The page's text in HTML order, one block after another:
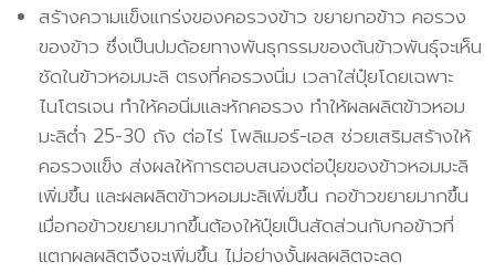
สร้างความแข็งแกร่งของคอรวงข้าว ขยายกอข้าว คอรวง
ของข้าว ซึ่งเป็นปมด้อยทางพันธุกรรมของต้นข้าวพันธุ์จะเห็น
ชัดในข้าวหอมมะลิ ตรงที่คอรวงนิ่ม เวลาใส่ปุ๋ยโดยเฉพาะ
ไนโตรเจน ทำให้คอนิ่มและหักคอรวง ทำให้ผลผลิตข้าวหอม
มะลิต่ำ 25-30 ถัง ต่อไร่ โพลิเมอร์-เอส ช่วยเสริมสร้างให้
คอรวงแข็ง ส่งผลให้การตอบสนองต่อปุ๋ยของข้าวหอมมะลิ
เพิ่มขึ้น และผลผลิตข้าวหอมมะลิเพิ่มขึ้น กอข้าวขยายมากขึ้น
เมื่อกอข้าวขยายมากขึ้นต้องให้ปุ๋ยเป็นสัดส่วนกับกอข้าวที่
แตกผลผลิตจึงจะเพิ่มขึ้น ไม่อย่างงั้นผลผลิตจะลด